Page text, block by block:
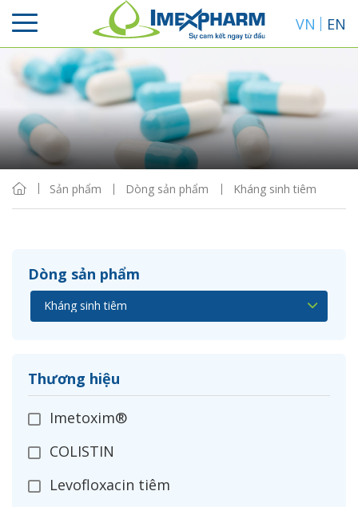
VN EN
Sản phẩm Dòng sản phẩm Kháng sinh tiêm
Dòng sản phẩm
Thương hiệu
Imetoxim®
COLISTIN
Levofloxacin tiêm
Sắp xếp
Hiển thị